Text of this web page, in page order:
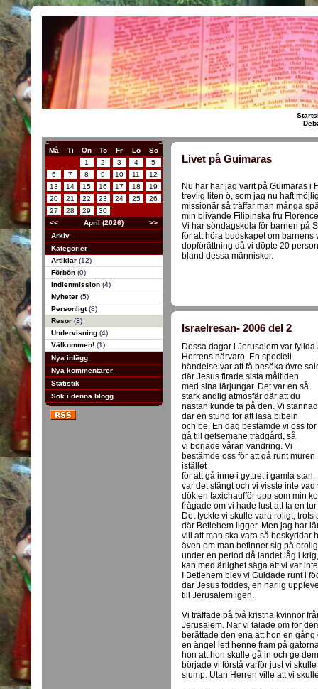
Må Ti On To Fr Lö
Sö
1
2 3 4
5
6
7 8 9 10 11
12
13
14 15 16 17 18
19
20
21 22 23 24 25
26
27
28 29
30
<<
April (2026)
>>
Arkiv
Kategorier
Artiklar (12)
Förbön (0)
Indienmission (4)
Nyheter (5)
Personligt(8)
Resor (3)
Undervisning (4)
Välkommen! (1)
Nya inlägg
Nya kommentarer
Statistik
Sök i denna blogg
Livet på Guimaras
Nu har har jag varit på Guimaras i
trevlig liten ö, som jag nu haft
missionär så träffar man många
min blivande Filipinska fru
Vi har söndagskola för barnen på
för att höra budskapet om
dopförättning då vi döpte 20
bland dessa människor.
Israelresan- 2006 del 2
Dessa dagar i Jerusalem var fyllda
Herrens närvaro. En speciell
händelse var att få besöka övre
där Jesus firade sista måltiden
med sina lärjungar. Det var en så
stark andlig atmosfär där att du
nästan kunde ta på den. Vi
där en stund för att läsa bibeln
och be. En dag bestämde vi oss för
gå till getsemane trädgård, så
vi började våran vandring. Vi
bestämde oss för att gå runt muren
istället
för att gå inne i gyttret i gamla
var det stängt och vi visste inte
dök en taxichaufför upp som min
frågade om vi hade lust att ta en
Det tyckte vi skulle vara roligt,
där Betlehem ligger. Men jag har
vill att man ska vara så beskyddar
även om man befinner sig på
under en period då landet låg i
kan med ärlighet säga att vi var
I Betlehem blev vi Guidade runt i
där Jesus föddes, en härlig
till Jerusalem igen.
Vi träffade på två kristna kvinnor
Jerusalem. När vi talade om för
berättade den ena att hon en
en ängel lett henne fram på
hon att hon skulle gå in och ge
började vi förstå varför just vi
slump. Utan Herren ville att vi